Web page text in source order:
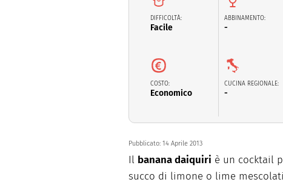
DIFFICOLTÀ:
Facile
ABBINAMENTO:
-
COSTO:
Economico
CUCINA REGIONALE:
-
Pubblicato: 14 Aprile 2013
Il banana daiquiri è un cocktail
succo di limone o lime